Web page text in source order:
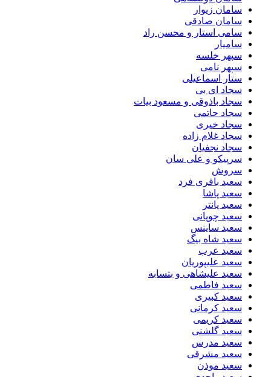
سامان زیوار
سامان صادقی
سامی استار و محسن راد
سامیار
سپهر خلسه
سپهر نامی
ستار اسماعیلی
سجاد ای بی
سجاد باذوقی و مسعود بیات
سجاد حاتمی
سجاد خیری
سجاد غلام زاده
سجاد نجفیان
سرپیکو و علی سان
سروش
سعید باقری فرد
سعید پاشا
سعید پانتر
سعید چوپانی
سعید ساینس
سعید شاه بیگ
سعید عرب
سعید علیپوریان
سعید علیشاهی و بتسابه
سعید فاطمی
سعید کبیری
سعید کرمانی
سعید کریمی
سعید گلشنی
سعید مدرس
سعید مشرقی
سعید موذن